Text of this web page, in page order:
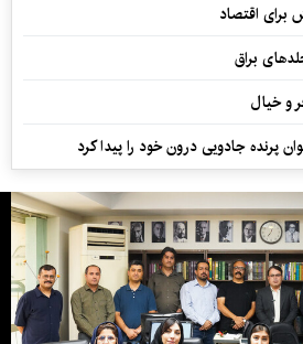
برای اقتصاد
براق
و خیال
پرنده جادویی درون خود را پیدا کرد